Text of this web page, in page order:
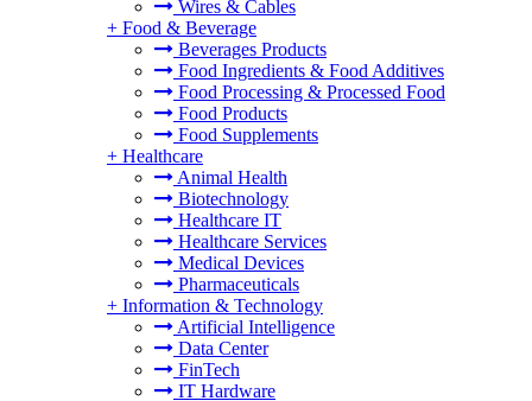
Wires & Cables
+ Food & Beverage
Beverages Products
Food Ingredients & Food Additives
Food Processing & Processed Food
Food Products
Food Supplements
+ Healthcare
Animal Health
Biotechnology
Healthcare IT
Healthcare Services
Medical Devices
Pharmaceuticals
+ Information & Technology
Artificial Intelligence
Data Center
FinTech
IT Hardware